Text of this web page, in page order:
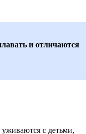
и отличаются
с детьми,